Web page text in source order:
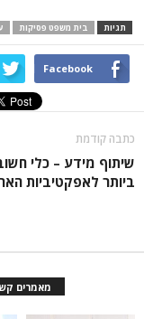
פסיקות עובדי קבלן
Twitter
– כלי חשוב
הארגון
עוד